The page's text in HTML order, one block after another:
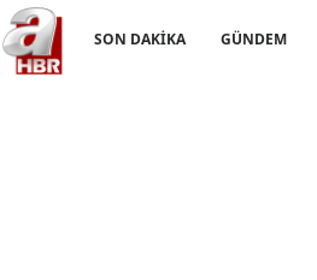
SON DAKİKA GÜNDEM